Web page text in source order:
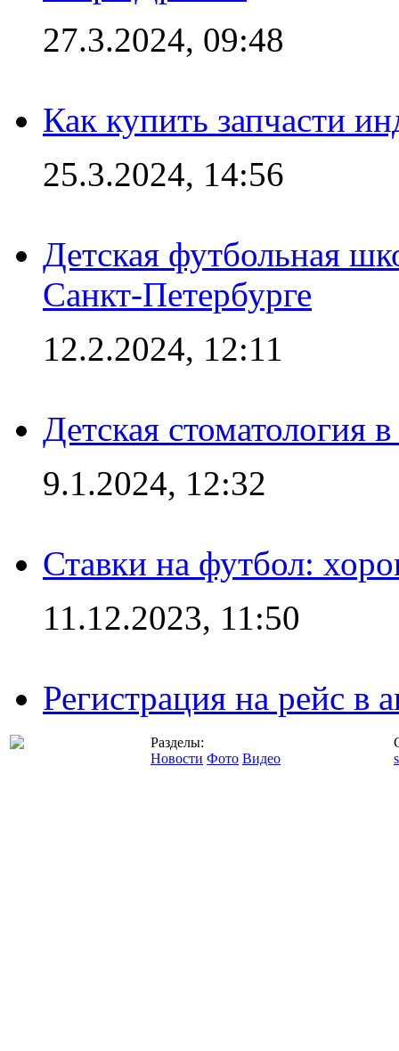
27.3.2024, 09:48
Как купить запчасти
25.3.2024, 14:56
Детская футбольная
Санкт-Петербурге
12.2.2024, 12:11
Детская стоматология
9.1.2024, 12:32
Ставки на футбол:
11.12.2023, 11:50
Регистрация на рейс в
Разделы:
Новости Фото Видео